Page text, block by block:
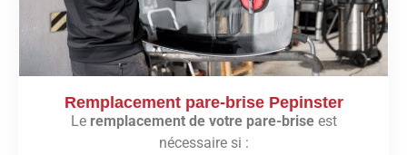
Remplacement pare-brise Pepinster
Le remplacement de votre pare-briseest
nécessaire si :